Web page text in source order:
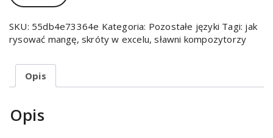
SKU: 55db4e73364e Kategoria: Pozostałe języki Tagi: jak
rysować mangę,skróty w excelu,sławni kompozytorzy
Opis
Opis